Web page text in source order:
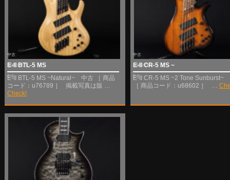
E-II BTL-5 MS
中古
SOLD OUT
E-II
E-II BTL-5 MS ~Natural~ 中古 ［ 商品
コード：u76789 ］ 掲載写真は販 …
Check!
E-II CR-5 MS ~
中古
SOLD OUT
E-II
E-II CR-5 MS ~2 Tone Sunburst~
［ 商品コード：u68602 ］ …